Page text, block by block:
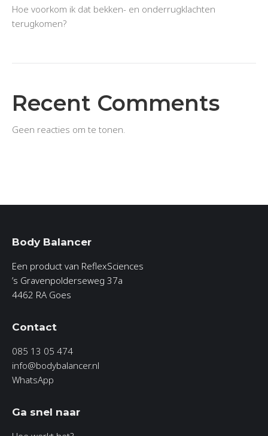
Hoe voorkom ik dat bekken- en onderrugklachten
terugkomen?
Recent Comments
Geen reacties om te tonen.
Body Balancer
Een product van ReflexSciences
’s Gravenpolderseweg 37a
4462 RA Goes
Contact
085 13 05 474
info@bodybalancer.nl
WhatsApp
Ga snel naar